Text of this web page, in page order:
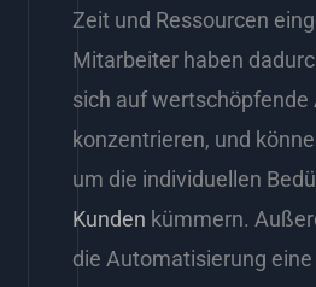
Zeit und Ressourcen
Mitarbeiter haben
sich auf wertschöpfende
konzentrieren, und
um die individuellen
Kunden kümmern.
die Automatisierung